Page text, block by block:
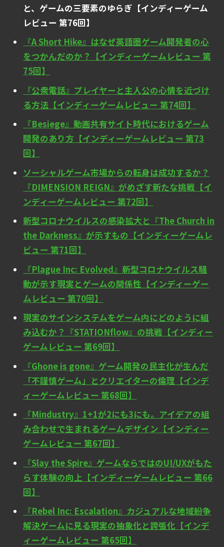
と、ゲームの三要素のゆらぎ【インディーゲーム
レビュー 第76回】
『A Short Hike』はなぜ英語圏ゲーム開発者の心
をつかんだのか？【インディーゲームレビュー 第
75回】
『公衆電話』プレイヤーと主人公の心情を近づけ
る方法【インディーゲームレビュー 第74回】
『Besiege』動画共有サイト時代におけるゲーム
開発のあり方【インディーゲームレビュー 第73
回】
ソーシャルゲーム市場からの転身は成功するか？
『DIMENSION REIGN』がめざす新たな挑戦【イ
ンディーゲームレビュー 第72回】
新型コロナウイルスの感染拡大と『The Church in
the Darkness』が示すもの【インディーゲームレ
ビュー 第71回】
『Plague Inc: Evolved』新型コロナウイルス騒
動が示す現実とゲームの関係性【インディーゲー
ムレビュー 第70回】
現実のサインシステムをゲーム内にどのように組
み込むか？『STATIONflow』の挑戦【インディー
ゲームレビュー 第69回】
『Ghone is gone』ゲーム開発の民主化が生んだ
「不謹慎ゲーム」とクリエイターの倫理【インデ
ィーゲームレビュー 第68回】
『Mindustry』1+1が2にも3にも。アイデアの組
み合わせで生まれるゲームデザイン【インディー
ゲームレビュー 第67回】
『Slay the Spire』ゲームならではのUI/UXがもた
らす体験の向上【インディーゲームレビュー 第66
回】
『Rebel Inc: Escalation』カジュアルな地域紛争
解決ゲームに見る現実の抽象化と誇張化【インデ
ィーゲームレビュー 第65回】